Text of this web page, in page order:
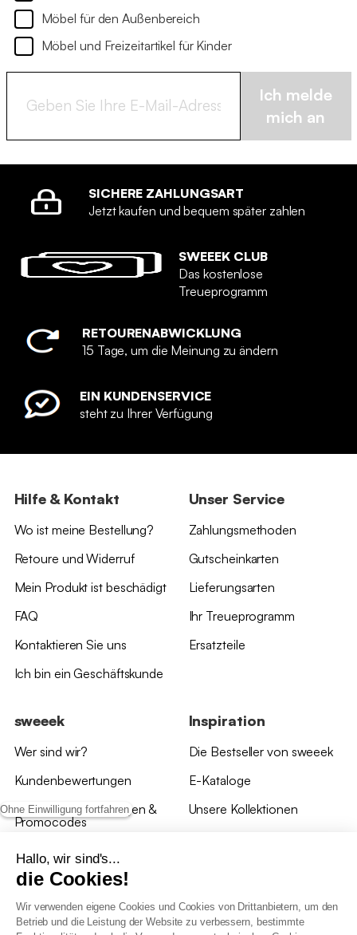
Ohne Einwilligung fortfahren
Hallo, wir sind's...
die Cookies!
Wir verwenden eigene Cookies und Cookies von Drittanbietern, um den
Betrieb und die Leistung der Website zu verbessern, bestimmte
Möbel für den Außenbereich
Möbel und Freizeitartikel für Kinder
Ich melde
mich an
SICHERE ZAHLUNGSART
Jetzt kaufen und bequem später zahlen
SWEEEK CLUB
Das kostenlose
Treueprogramm
RETOURENABWICKLUNG
15 Tage, um die Meinung zu ändern
EIN KUNDENSERVICE
steht zu Ihrer Verfügung
Hilfe & Kontakt
Wo ist meine Bestellung?
Retoure und Widerruf
Mein Produkt ist beschädigt
FAQ
Kontaktieren Sie uns
Ich bin ein Geschäftskunde
Unser Service
Zahlungsmethoden
Gutscheinkarten
Lieferungsarten
Ihr Treueprogramm
Ersatzteile
sweeek
Wer sind wir?
Kundenbewertungen
*Angebotsbedingungen &
Promocodes
Bewertungen von sweeek
Unsere Geschäfte
Inspiration
Die Bestseller von sweeek
E-Kataloge
Unsere Kollektionen